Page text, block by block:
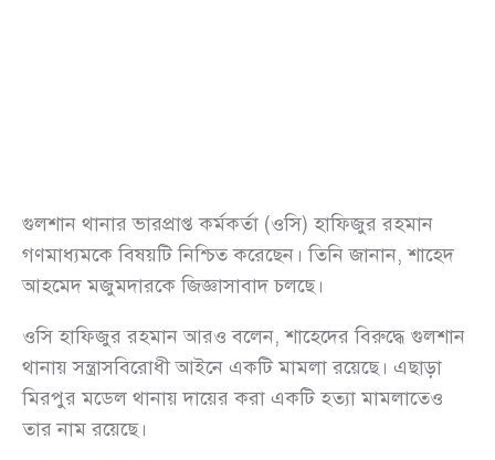
গুলশান থানার ভারপ্রাপ্ত কর্মকর্তা (ওসি) হাফিজুর রহমান
গণমাধ্যমকে বিষয়টি নিশ্চিত করেছেন। তিনি জানান, শাহেদ
আহমেদ মজুমদারকে জিজ্ঞাসাবাদ চলছে।
ওসি হাফিজুর রহমান আরও বলেন, শাহেদের বিরুদ্ধে গুলশান
থানায় সন্ত্রাসবিরোধী আইনে একটি মামলা রয়েছে। এছাড়া
মিরপুর মডেল থানায় দায়ের করা একটি হত্যা মামলাতেও
তার নাম রয়েছে।